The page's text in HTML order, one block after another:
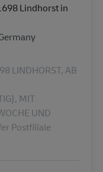
Lindhorst in
LINDHORST, AB
MIT
UND
Postfiliale